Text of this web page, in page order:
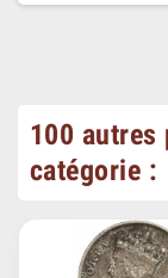
100 autres
catégorie :